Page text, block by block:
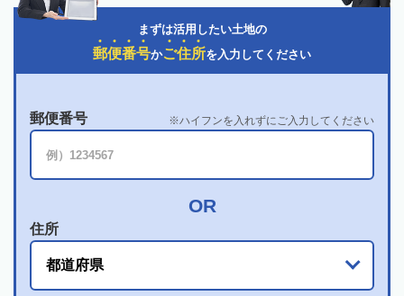
まずは活用したい土地の
郵便番号かご住所を入力してください
郵便番号 ハイフンを入れずにご入力してください
住所